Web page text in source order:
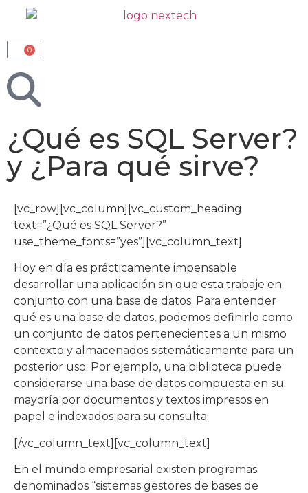
0
¿Qué es SQL Server?
y ¿Para qué sirve?
[vc_row][vc_column][vc_custom_heading
text=”¿Qué es SQL Server?”
use_theme_fonts=”yes”][vc_column_text]
Hoy en día es prácticamente impensable
desarrollar una aplicación sin que esta trabaje en
conjunto con una base de datos. Para entender
qué es una base de datos, podemos definirlo como
un conjunto de datos pertenecientes a un mismo
contexto y almacenados sistemáticamente para un
posterior uso. Por ejemplo, una biblioteca puede
considerarse una base de datos compuesta en su
mayoría por documentos y textos impresos en
papel e indexados para su consulta.
[/vc_column_text][vc_column_text]
En el mundo empresarial existen programas
denominados “sistemas gestores de bases de